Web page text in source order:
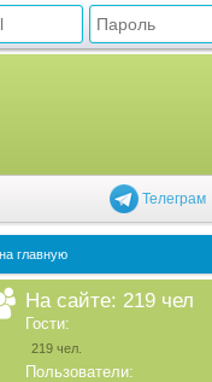
Телеграм
на главную
На сайте: 219 чел
Гости:
219 чел.
Пользователи: